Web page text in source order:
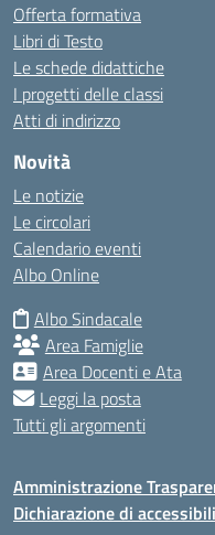
Offerta formativa
Libri di Testo
Le schede didattiche
I progetti delle classi
Atti di indirizzo
Novità
Le notizie
Le circolari
Calendario eventi
Albo Online
Albo Sindacale
Area Famiglie
Area Docenti e Ata
Leggi la posta
Tutti gli argomenti
Amministrazione
Dichiarazione di